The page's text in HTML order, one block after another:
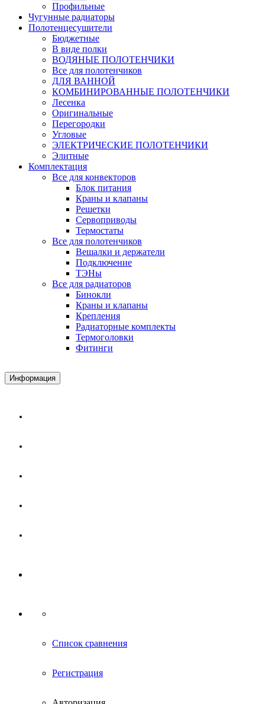
Профильные
Чугунные радиаторы
Полотенцесушители
Бюджетные
В виде полки
ВОДЯНЫЕ ПОЛОТЕНЧИКИ
Все для полотенчиков
ДЛЯ ВАННОЙ
КОМБИНИРОВАННЫЕ ПОЛОТЕНЧИКИ
Лесенка
Оригинальные
Перегородки
Угловые
ЭЛЕКТРИЧЕСКИЕ ПОЛОТЕНЧИКИ
Элитные
Комплектация
Все для конвекторов
Блок питания
Краны и клапаны
Решетки
Сервоприводы
Термостаты
Все для полотенчиков
Вешалки и держатели
Подключение
ТЭНы
Все для радиаторов
Бинокли
Краны и клапаны
Крепления
Радиаторные комплекты
Термоголовки
Фитинги
Информация
Список сравнения
Регистрация